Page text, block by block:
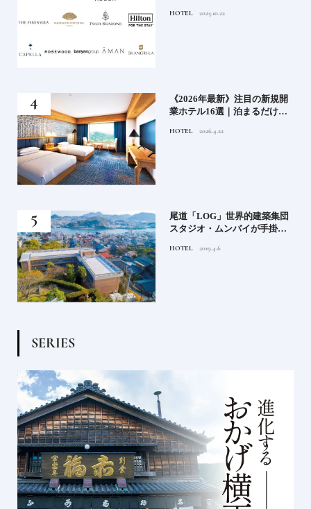
満喫｜ホテルブランド大解剖
HOTEL 2025.10.22
《2026年最新》注目の新規開
業ホテル16選｜泊まるだけで
ル
HOTEL 2026.4.22
尾道「LOG」世界的建築集団
スタジオ・ムンバイが手掛け
HOTEL 2019.4.6
SERIES